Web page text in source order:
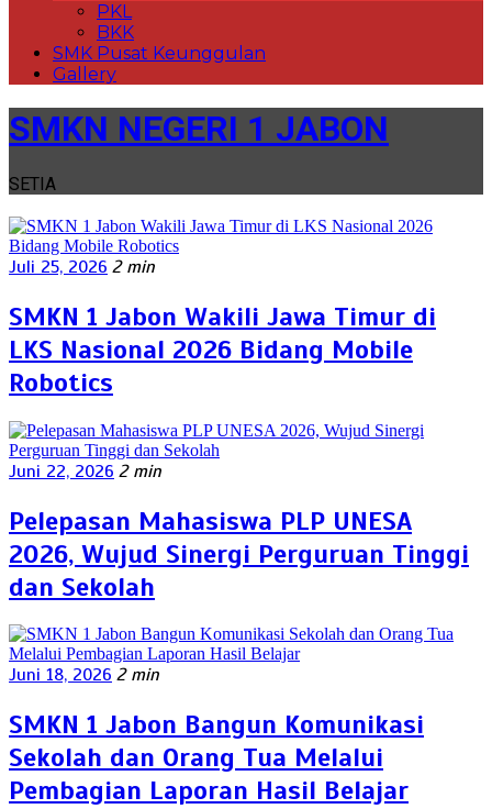
PKL
BKK
SMK Pusat Keunggulan
Gallery
SMKN NEGERI 1 JABON
SETIA
Juli 25, 2026 2 min
SMKN 1 Jabon Wakili Jawa Timur di
LKS Nasional 2026 Bidang Mobile
Robotics
Juni 22, 2026 2 min
Pelepasan Mahasiswa PLP UNESA
2026, Wujud Sinergi Perguruan Tinggi
dan Sekolah
Juni 18, 2026 2 min
SMKN 1 Jabon Bangun Komunikasi
Sekolah dan Orang Tua Melalui
Pembagian Laporan Hasil Belajar